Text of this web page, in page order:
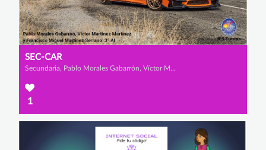
SEC-CAR
Secundaria, Pablo Morales Gabarrón, Víctor Martínez Martínez y Francisco Miguel Martínez Serrano
1